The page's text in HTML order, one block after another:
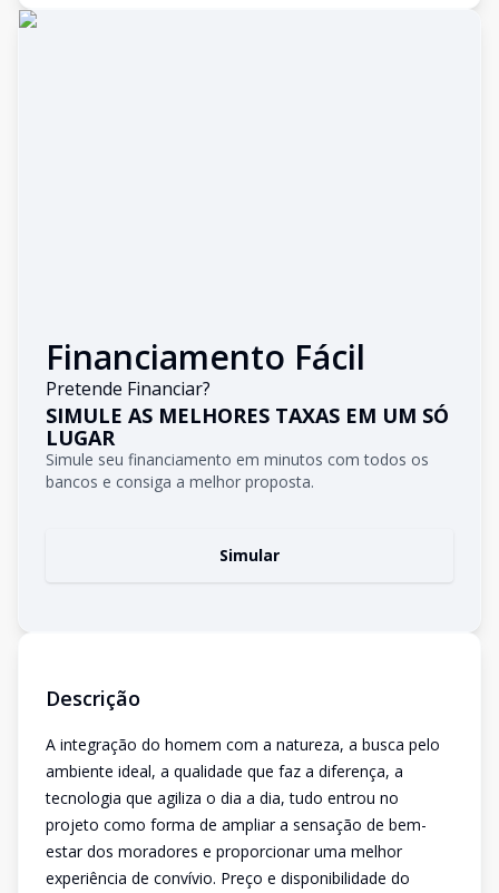
Financiamento Fácil
Pretende Financiar?
SIMULE AS MELHORES TAXAS EM UM SÓ
LUGAR
Simule seu financiamento em minutos com todos os
bancos e consiga a melhor proposta.
Simular
Descrição
A integração do homem com a natureza, a busca pelo
ambiente ideal, a qualidade que faz a diferença, a
tecnologia que agiliza o dia a dia, tudo entrou no
projeto como forma de ampliar a sensação de bem-
estar dos moradores e proporcionar uma melhor
experiência de convívio. Preço e disponibilidade do